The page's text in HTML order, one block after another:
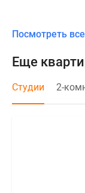
Посмотреть
Еще
Студии 2-